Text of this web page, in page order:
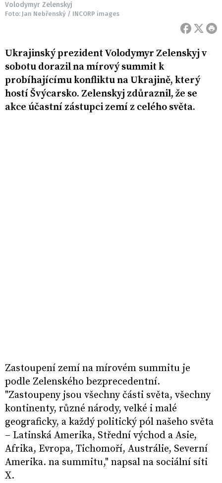
Volodymyr Zelenskyj
Foto: Jan Nebřenský / INCORP images
Ukrajinský prezident Volodymyr Zelenskyj v
sobotu dorazil na mírový summit k
probíhajícímu konfliktu na Ukrajině, který
hostí Švýcarsko. Zelenskyj zdůraznil, že se
akce účastní zástupci zemí z celého světa.
Zastoupení zemí na mírovém summitu je
podle Zelenského bezprecedentní.
"Zastoupeny jsou všechny části světa, všechny
kontinenty, různé národy, velké i malé
geograficky, a každý politický pól našeho světa
– Latinská Amerika, Střední východ a Asie,
Afrika, Evropa, Tichomoří, Austrálie, Severní
Amerika. na summitu," napsal na sociální síti
X.